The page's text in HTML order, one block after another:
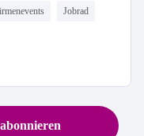
Jobrad